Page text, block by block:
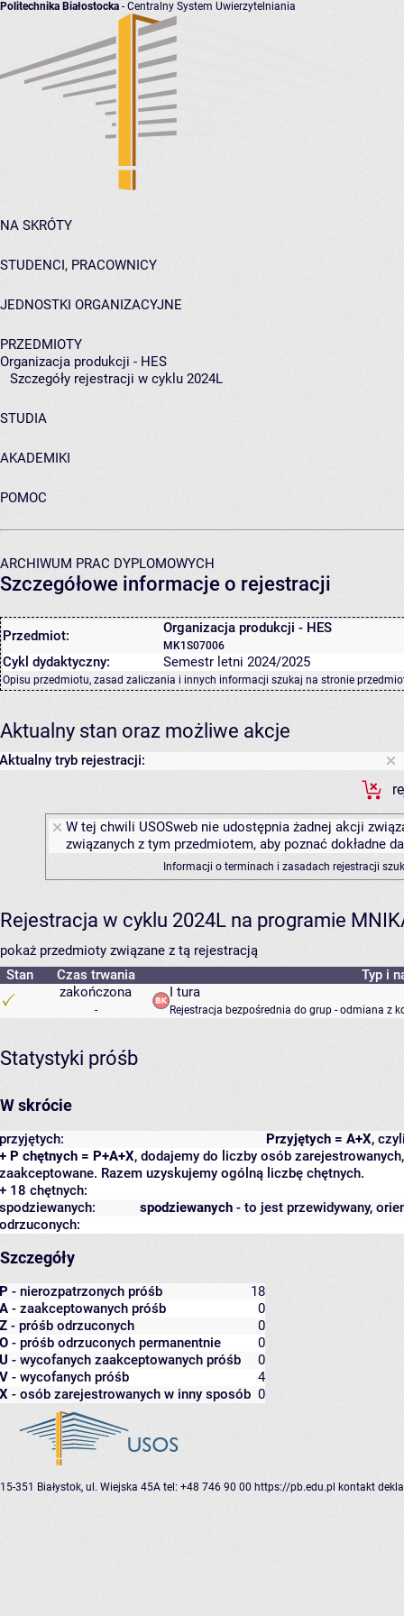
Politechnika Białostocka - Centralny System Uwierzytelniania
NA SKRÓTY
STUDENCI, PRACOWNICY
JEDNOSTKI ORGANIZACYJNE
PRZEDMIOTY
Organizacja produkcji - HES
Szczegóły rejestracji w cyklu 2024L
STUDIA
AKADEMIKI
POMOC
ARCHIWUM PRAC DYPLOMOWYCH
Szczegółowe informacje o rejestracji
Przedmiot: Organizacja produkcji - HES
MK1S07006
Cykl dydaktyczny: Semestr letni 2024/2025
Opisu przedmiotu, zasad zaliczania i innych informacji szukaj na stronie
Aktualny stan oraz możliwe akcje
Aktualny tryb rejestracji:
W tej chwili USOSweb nie udostępnia żadnej akcji
związanych z tym przedmiotem, aby poznać dokładne
Informacji o terminach i zasadach rejestracji
Rejestracja w cyklu 2024L na programie
pokaż przedmioty związane z tą rejestracją
Stan
Czas trwania
Typ i
zakończona
-
I tura
Rejestracja bezpośrednia do grup - odmiana z
Statystyki próśb
W skrócie
Przyjętych = A+X,
przyjętych:
+ P chętnych = P+A+X, dodajemy do liczby osób
zaakceptowane. Razem uzyskujemy ogólną liczbę chętnych.
+ 18 chętnych:
spodziewanych - to jest przewidywany,
spodziewanych:
odrzuconych:
Szczegóły
P - nierozpatrzonych próśb
18
A - zaakceptowanych próśb
0
Z - próśb odrzuconych
0
O - próśb odrzuconych permanentnie
0
U - wycofanych zaakceptowanych próśb
0
V - wycofanych próśb
4
X - osób zarejestrowanych w inny sposób 0
15-351 Białystok, ul. Wiejska 45A tel: +48 746 90 00 https://pb.edu.pl kontakt